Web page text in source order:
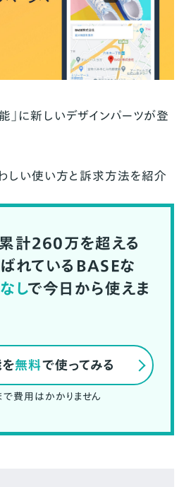
」に新しいデザインパーツが登
しい使い方と訴求方法を紹介
計260万を超える
れているBASEな
しで今日から使えま
無料で使ってみる
で費用はかかりません